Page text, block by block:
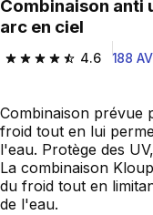
Combinaison anti uv bébé kloupi rose imprimé
arc en ciel
4.6
4.6 out of 5 stars188
Combinaison prévue
froid tout en lui
l'eau. Protège des
La combinaison
du froid tout en
de l'eau.